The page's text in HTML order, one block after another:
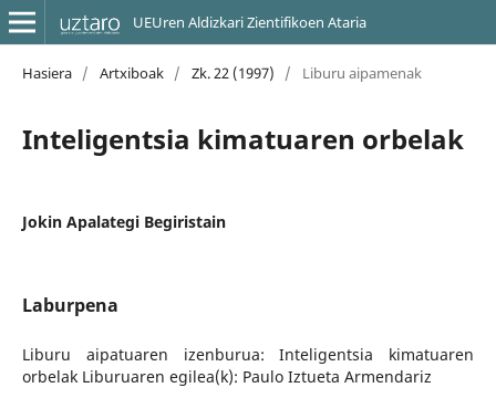
UEUren Aldizkari Zientifikoen Ataria
Hasiera / Artxiboak / Zk. 22 (1997) / Liburu aipamenak
Inteligentsia kimatuaren orbelak
Jokin Apalategi Begiristain
Laburpena
Liburu aipatuaren izenburua: Inteligentsia kimatuaren
orbelak Liburuaren egilea(k): Paulo Iztueta Armendariz